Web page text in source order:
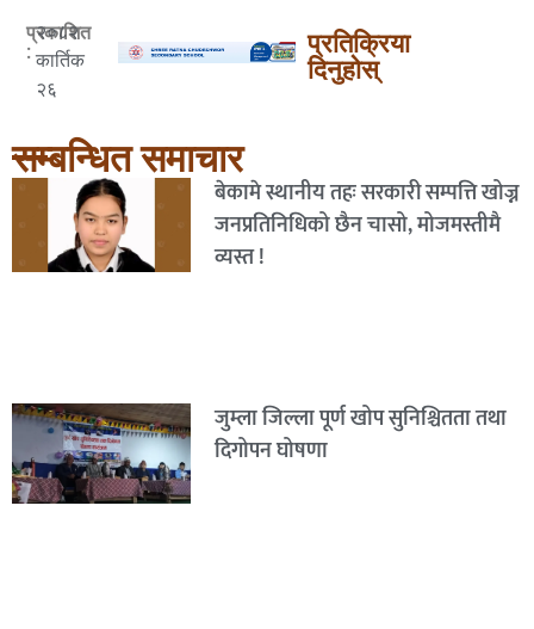
प्रकाशित
:
२०८२
कार्तिक
२६
प्रतिक्रिया
दिनुहोस्
सम्बन्धित समाचार
बेकामे स्थानीय तहः सरकारी सम्पत्ति खोज्न
जनप्रतिनिधिको छैन चासो, मोजमस्तीमै
व्यस्त !
जुम्ला जिल्ला पूर्ण खोप सुनिश्चितता तथा
दिगोपन घोषणा